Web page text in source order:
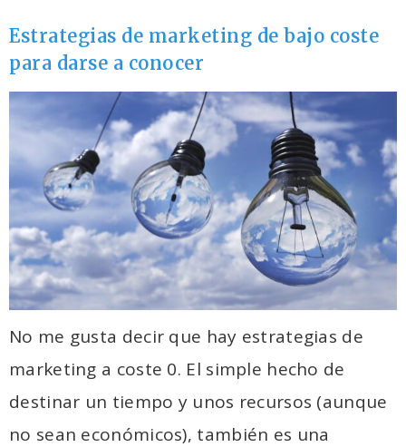
Estrategias de marketing de bajo coste
para darse a conocer
No me gusta decir que hay estrategias de
marketing a coste 0. El simple hecho de
destinar un tiempo y unos recursos (aunque
no sean económicos), también es una